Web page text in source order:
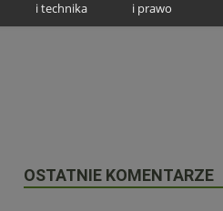
i technika
i prawo
OSTATNIE KOMENTARZE